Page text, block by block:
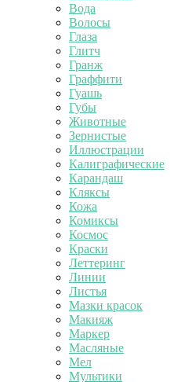
Вода
Волосы
Глаза
Глитч
Гранж
Граффити
Гуашь
Губы
Животные
Зернистые
Иллюстрации
Калиграфические
Карандаш
Кляксы
Кожа
Комиксы
Космос
Краски
Леттеринг
Линии
Листья
Мазки красок
Макияж
Маркер
Масляные
Мел
Мультики